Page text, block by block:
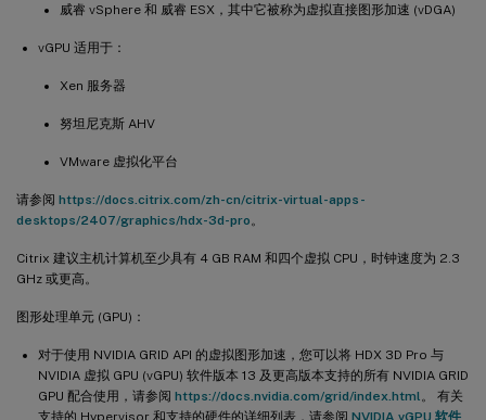
威睿 vSphere 和 威睿 ESX，其中它被称为虚拟直接图形加速 (vDGA)
vGPU 适用于：
Xen 服务器
努坦尼克斯 AHV
VMware 虚拟化平台
请参阅 https://docs.citrix.com/zh-cn/citrix-virtual-apps-
desktops/2407/graphics/hdx-3d-pro 。
Citrix 建议主机计算机至少具有 4 GB RAM 和四个虚拟 CPU，时钟速度为 2.3
GHz 或更高。
图形处理单元 (GPU)：
对于使用 NVIDIA GRID API 的虚拟图形加速，您可以将 HDX 3D Pro 与
NVIDIA 虚拟 GPU (vGPU) 软件版本 13 及更高版本支持的所有 NVIDIA GRID
GPU 配合使用，请参阅 https://docs.nvidia.com/grid/index.html 。 有关
支持的 Hypervisor 和支持的硬件的详细列表，请参阅 NVIDIA vGPU 软件